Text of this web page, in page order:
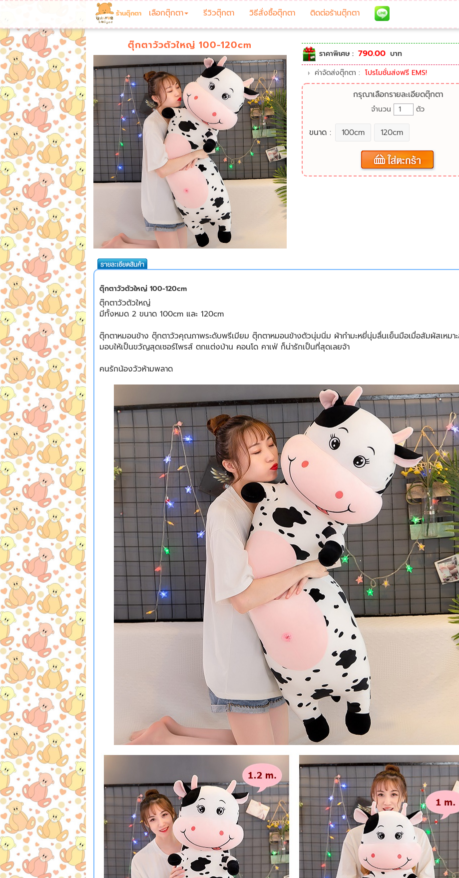
ร้านตุ๊กตา เลือกตุ๊กตา รีวิวตุ๊กตา วิธีสั่งซื้อตุ๊กตา ติดต่อร้านตุ๊กตา
ตุ๊กตาวัวตัวใหญ่ 100-120cm
ราคาพิเศษ : 790.00 บาท
ค่าจัดส่งตุ๊กตา : โปรโมชั่นส่งฟรี EMS!
กรุณาเลือกรายละเอียดตุ๊กตา
จำนวน ตัว
ขนาด : 100cm 120cm
ตุ๊กตาวัวตัวใหญ่ 100-120cm
ตุ๊กตาวัวตัวใหญ่
มีทั้งหมด 2 ขนาด 100cm และ 120cm
ตุ๊กตาหมอนข้าง ตุ๊กตาวัวคุณภาพระดับพรีเมียม ตุ๊กตาหมอนข้างตัวนุ่มนิ่ม ผ้ากำมะหยี่นุ่มลื่นเย็นมือเมื่อสัมผัสเหมาะ
มอบให้เป็นขวัญสุดเซอร์ไพรส์ ตกแต่งบ้าน คอนโด คาเฟ่ ก็น่ารักเป็นที่สุดเลยจ้า
คนรักน้องวัวห้ามพลาด